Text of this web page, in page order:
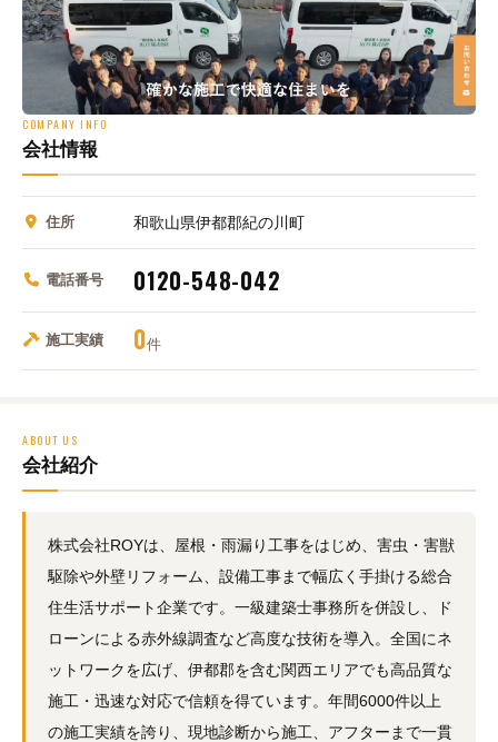
COMPANY INFO
会社情報
住所 和歌山県伊都郡紀の川町
電話番号 0120-548-042
施工実績 0件
ABOUT US
会社紹介
株式会社ROYは、屋根・雨漏り工事をはじめ、害虫・害獣
駆除や外壁リフォーム、設備工事まで幅広く手掛ける総合
住生活サポート企業です。一級建築士事務所を併設し、ド
ローンによる赤外線調査など高度な技術を導入。全国にネ
ットワークを広げ、伊都郡を含む関西エリアでも高品質な
施工・迅速な対応で信頼を得ています。年間6000件以上
の施工実績を誇り、現地診断から施工、アフターまで一貫